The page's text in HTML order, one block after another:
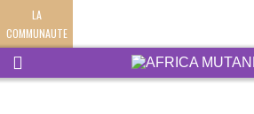
LA
COMMUNAUTE